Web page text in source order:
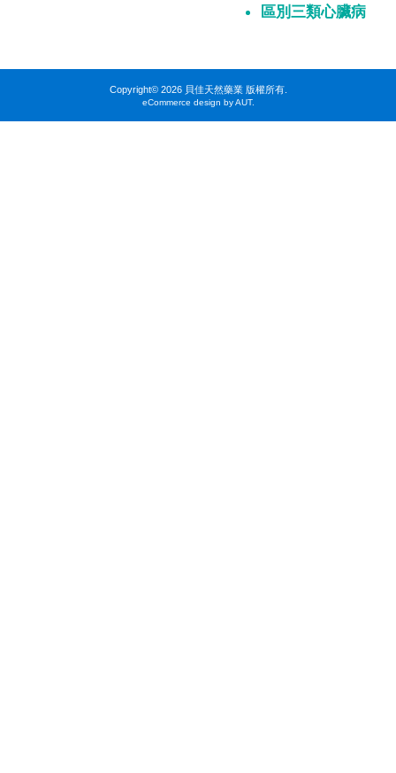
區別三類心臟病
Copyright© 2026 貝佳天然藥業 版權所有.
eCommerce design by AUT.